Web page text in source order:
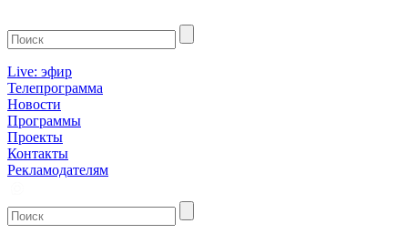
Live: эфир
Телепрограмма
Новости
Программы
Проекты
Контакты
Рекламодателям